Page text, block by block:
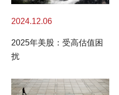
2024.12.06
2025年美股：受高估值困
扰